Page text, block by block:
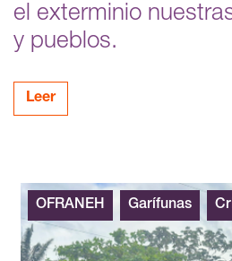
el exterminio
y pueblos.
Leer
OFRANEH Garífunas